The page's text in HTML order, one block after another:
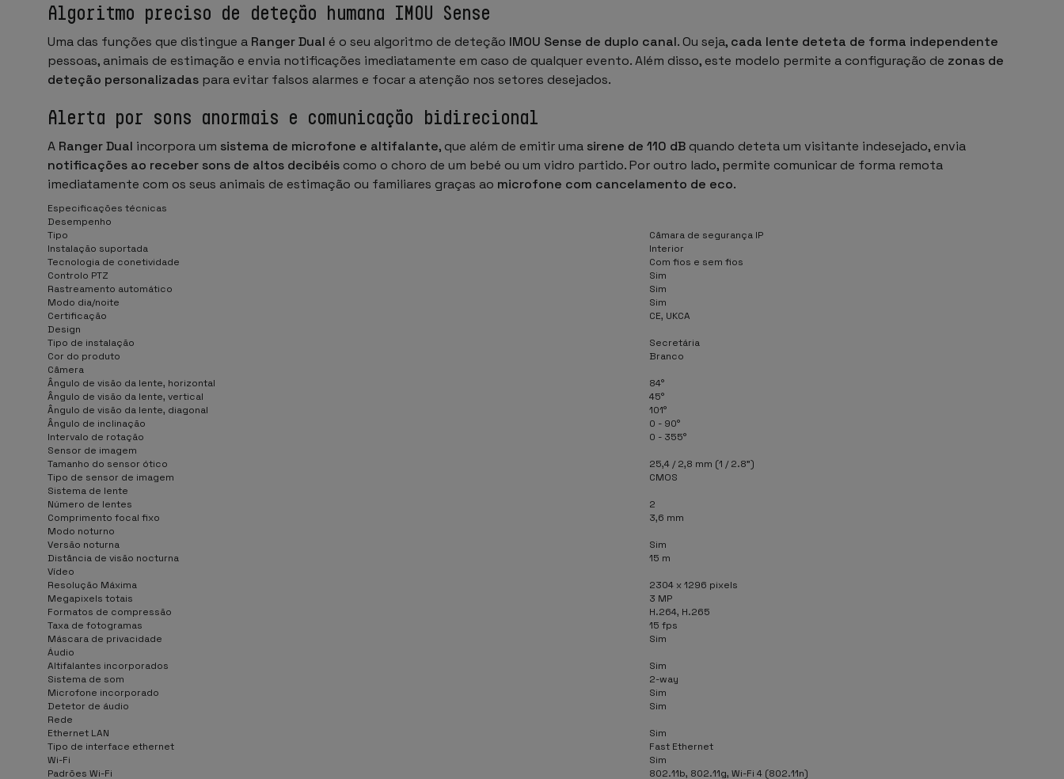
Algoritmo preciso de deteção humana IMOU Sense
Uma das funções que distingue a Ranger Dual é o seu algoritmo de deteção IMOU Sense de duplo canal. Ou seja, cada lente deteta de forma independente
pessoas, animais de estimação e envia notificações imediatamente em caso de qualquer evento. Além disso, este modelo permite a configuração de zonas de
deteção personalizadas para evitar falsos alarmes e focar a atenção nos setores desejados.
Alerta por sons anormais e comunicação bidirecional
A Ranger Dual incorpora um sistema de microfone e altifalante, que além de emitir uma sirene de 110 dB quando deteta um visitante indesejado, envia
notificações ao receber sons de altos decibéis como o choro de um bebé ou um vidro partido. Por outro lado, permite comunicar de forma remota
imediatamente com os seus animais de estimação ou familiares graças ao microfone com cancelamento de eco.
Especificações técnicas
Desempenho
Tipo
Câmara de segurança IP
Instalação suportada
Interior
Tecnologia de conetividade
Com fios e sem fios
Controlo PTZ
Sim
Rastreamento automático
Sim
Modo dia/noite
Sim
Certificação
CE, UKCA
Design
Tipo de instalação
Secretária
Cor do produto
Branco
Câmera
Ângulo de visão da lente, horizontal
84°
Ângulo de visão da lente, vertical
45°
Ângulo de visão da lente, diagonal
101°
Ângulo de inclinação
0 - 90°
Intervalo de rotação
0 - 355°
Sensor de imagem
Tamanho do sensor ótico
25,4 / 2,8 mm (1 / 2.8")
Tipo de sensor de imagem
CMOS
Sistema de lente
Número de lentes
2
Comprimento focal fixo
3,6 mm
Modo noturno
Versão noturna
Sim
Distância de visão nocturna
15 m
Vídeo
Resolução Máxima
2304 x 1296 pixels
Megapixels totais
3 MP
Formatos de compressão
H.264, H.265
Taxa de fotogramas
15 fps
Máscara de privacidade
Sim
Áudio
Altifalantes incorporados
Sim
Sistema de som
2-way
Microfone incorporado
Sim
Detetor de áudio
Sim
Rede
Ethernet LAN
Sim
Tipo de interface ethernet
Fast Ethernet
Wi-Fi
Sim
Padrões Wi-Fi
802.11b, 802.11g, Wi-Fi 4 (802.11n)